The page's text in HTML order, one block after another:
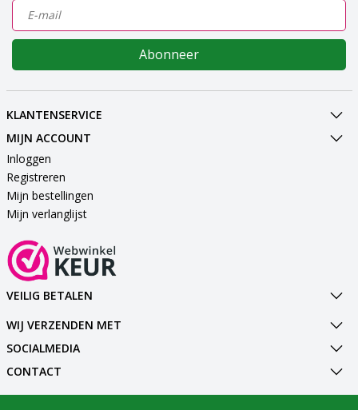
Abonneer
KLANTENSERVICE
MIJN ACCOUNT
Inloggen
Registreren
Mijn bestellingen
Mijn verlanglijst
VEILIG BETALEN
WIJ VERZENDEN MET
SOCIALMEDIA
CONTACT